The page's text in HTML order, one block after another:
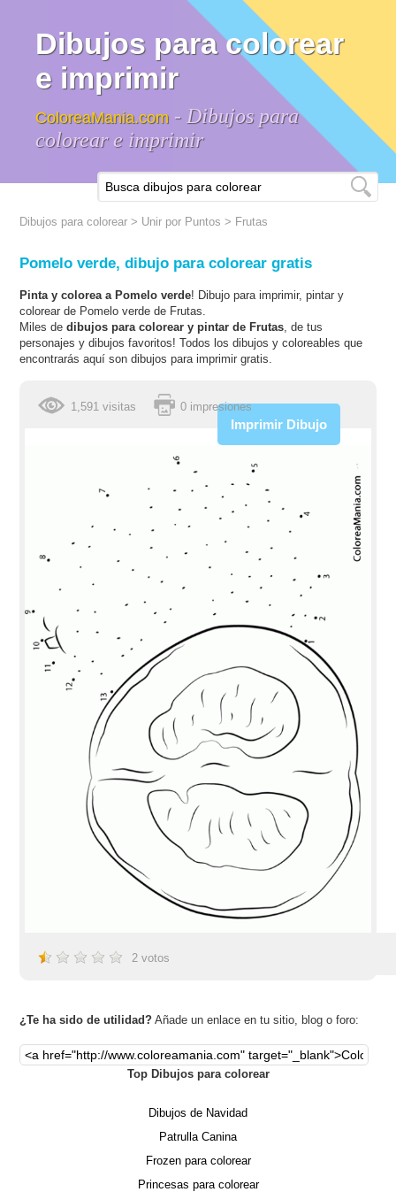
Dibujos para colorear
e imprimir
ColoreaMania.com - Dibujos para
colorear e imprimir
Dibujos para colorear > Unir por Puntos > Frutas
Pomelo verde, dibujo para colorear gratis
Pinta y colorea a Pomelo verde! Dibujo para imprimir, pintar y
colorear de Pomelo verde de Frutas.
Miles dedibujos para colorear y pintar de Frutas, de tus
personajes y dibujos favoritos! Todos los dibujos y coloreables que
encontrarás aquí son dibujos para imprimir gratis.
1,591 visitas 0 impresiones
Imprimir Dibujo
2 votos
¿Te ha sido de utilidad? Añade un enlace en tu sitio, blog o foro:
Top Dibujos para colorear
Dibujos de Navidad
Patrulla Canina
Frozen para colorear
Princesas para colorear